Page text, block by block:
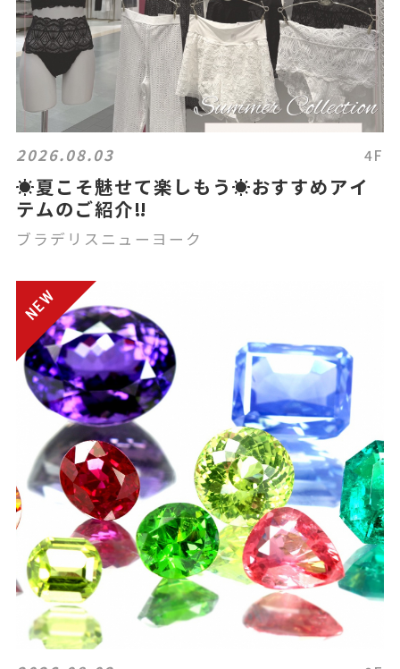
2026.08.03 4F
☀️夏こそ魅せて楽しもう☀️おすすめアイ
テムのご紹介‼️
ブラデリスニューヨーク